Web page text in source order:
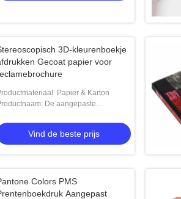
3D-kleurenboekje
Gecoat papier voor
Papier & Karton
De aangepaste
Vind de beste prijs
Colors PMS
Aangepast